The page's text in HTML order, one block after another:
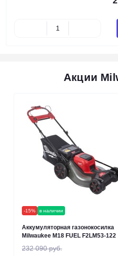
Акции
-15% в наличии
Аккумуляторная газонокосилка
Milwaukee M18 FUEL F2LM53-122
232 090 руб.